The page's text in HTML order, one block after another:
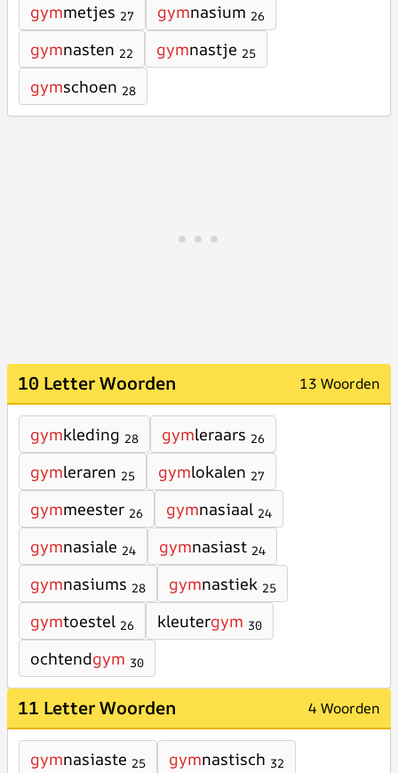
gymmetjes 27 gymnasium 26
gymnasten 22 gymnastje 25
gymschoen 28
10 Letter Woorden 13 Woorden
gymkleding 28 gymleraars 26
gymleraren 25 gymlokalen 27
gymmeester 26 gymnasiaal 24
gymnasiale 24 gymnasiast 24
gymnasiums 28 gymnastiek 25
gymtoestel 26 kleutergym 30
ochtendgym 30
11 Letter Woorden 4 Woorden
gymnasiaste 25 gymnastisch 32